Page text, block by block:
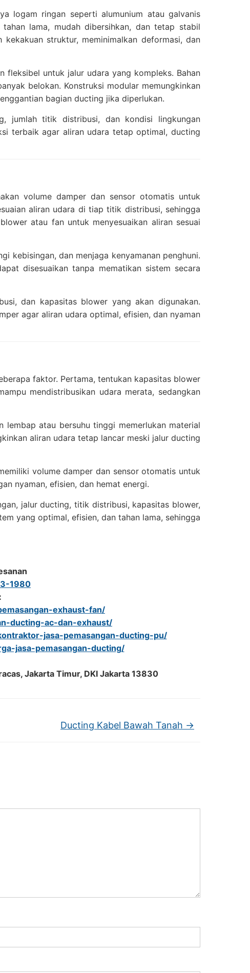
logam ringan seperti alumunium atau galvanis
lama, mudah dibersihkan, dan tetap stabil
struktur, meminimalkan deformasi, dan
fleksibel untuk jalur udara yang kompleks. Bahan
belokan. Konstruksi modular memungkinkan
bagian ducting jika diperlukan.
jumlah titik distribusi, dan kondisi lingkungan
terbaik agar aliran udara tetap optimal, ducting
volume damper dan sensor otomatis untuk
aliran udara di tiap titik distribusi, sehingga
atau fan untuk menyesuaikan aliran sesuai
kebisingan, dan menjaga kenyamanan penghuni.
disesuaikan tanpa mematikan sistem secara
dan kapasitas blower yang akan digunakan.
agar aliran udara optimal, efisien, dan nyaman
faktor. Pertama, tentukan kapasitas blower
mendistribusikan udara merata, sedangkan
lembap atau bersuhu tinggi memerlukan material
aliran udara tetap lancar meski jalur ducting
volume damper dan sensor otomatis untuk
nyaman, efisien, dan hemat energi.
jalur ducting, titik distribusi, kapasitas blower,
yang optimal, efisien, dan tahan lama, sehingga
1980
exhaust-fan/
ducting-ac-dan-exhaust/
jasa-pemasangan-ducting-pu/
jasa-pemasangan-ducting/
Jakarta Timur, DKI Jakarta 13830
Ducting Kabel Bawah Tanah →